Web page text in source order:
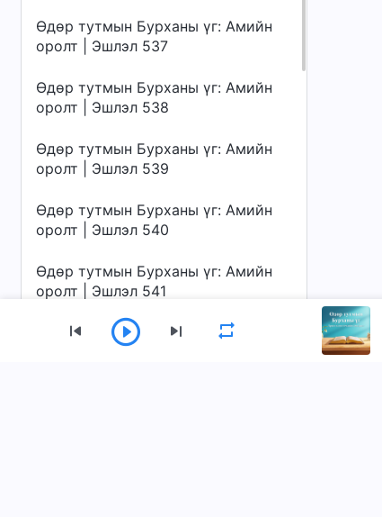
Өдөр тутмын Бурханы үг: Амийн
оролт | Эшлэл 537
Өдөр тутмын Бурханы үг: Амийн
оролт | Эшлэл 538
Өдөр тутмын Бурханы үг: Амийн
оролт | Эшлэл 539
Өдөр тутмын Бурханы үг: Амийн
оролт | Эшлэл 540
Өдөр тутмын Бурханы үг: Амийн
оролт | Эшлэл 541
Өдөр тутмын Бурханы үг: Амийн
оролт | Эшлэл 542